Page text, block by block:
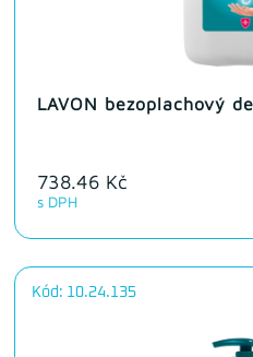
LAVON bezoplachový
738.46 Kč
s DPH
Kód: 10.24.135